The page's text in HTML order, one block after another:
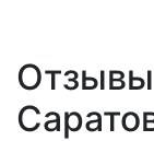
Отзывы